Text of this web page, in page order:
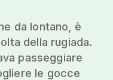
da lontano, è
della rugiada.
passeggiare
le gocce